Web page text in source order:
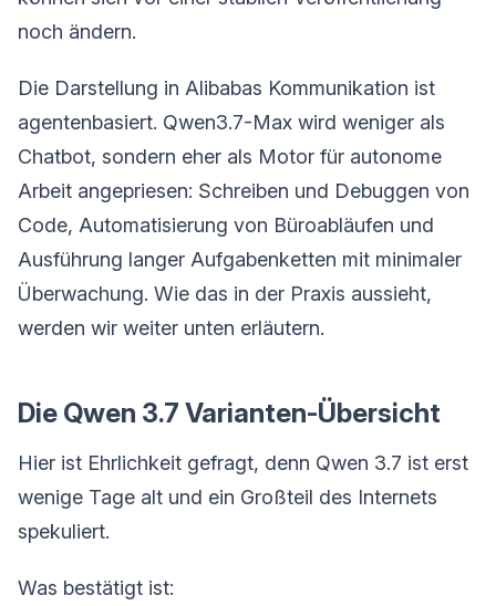
noch ändern.
Die Darstellung in Alibabas Kommunikation ist
agentenbasiert. Qwen3.7-Max wird weniger als
Chatbot, sondern eher als Motor für autonome
Arbeit angepriesen: Schreiben und Debuggen von
Code, Automatisierung von Büroabläufen und
Ausführung langer Aufgabenketten mit minimaler
Überwachung. Wie das in der Praxis aussieht,
werden wir weiter unten erläutern.
Die Qwen 3.7 Varianten-Übersicht
Hier ist Ehrlichkeit gefragt, denn Qwen 3.7 ist erst
wenige Tage alt und ein Großteil des Internets
spekuliert.
Was bestätigt ist: